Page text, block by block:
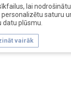
lai
saturu
plūsmu.
vairāk